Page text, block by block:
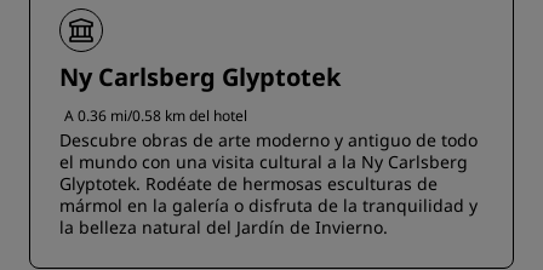
Ny Carlsberg Glyptotek
A 0.36 mi/0.58 km del hotel
Descubre obras de arte moderno y antiguo de todo
el mundo con una visita cultural a la Ny Carlsberg
Glyptotek. Rodéate de hermosas esculturas de
mármol en la galería o disfruta de la tranquilidad y
la belleza natural del Jardín de Invierno.